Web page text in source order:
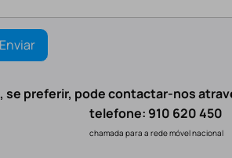
se preferir, pode contactar-nos
telefone: 910 620 450
chamada para a rede móvel nacional